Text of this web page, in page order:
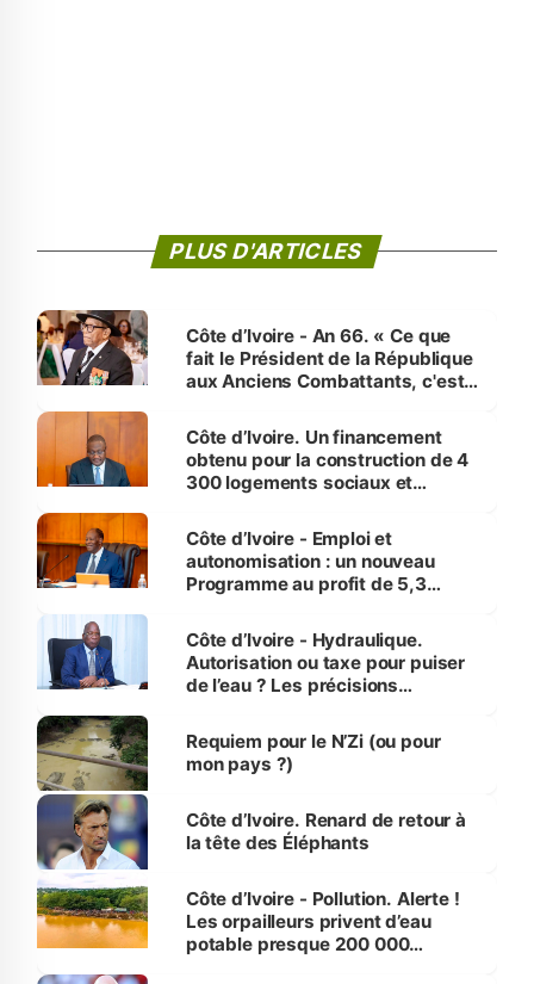
PLUS D'ARTICLES
Côte d’Ivoire - An 66. « Ce que
fait le Président de la République
aux Anciens Combattants, c'est
Côte d’Ivoire. Un financement
obtenu pour la construction de 4
300 logements sociaux et
et Yamoussoukro
Côte d’Ivoire - Emploi et
autonomisation : un nouveau
Programme au profit de 5,3
Côte d’Ivoire - Hydraulique.
Autorisation ou taxe pour puiser
de l’eau ? Les précisions
Requiem pour le N’Zi (ou pour
mon pays ?)
Côte d’Ivoire. Renard de retour à
la tête des Éléphants
Côte d’Ivoire - Pollution. Alerte !
Les orpailleurs privent d’eau
potable presque 200 000